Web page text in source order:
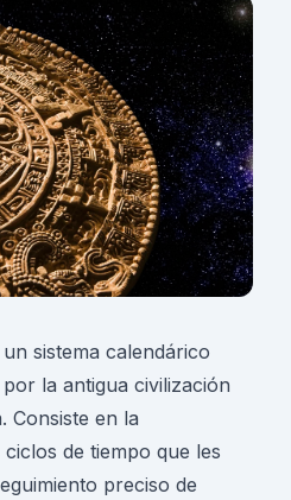
sistema calendárico
la antigua civilización
Consiste en la
de tiempo que les
preciso de